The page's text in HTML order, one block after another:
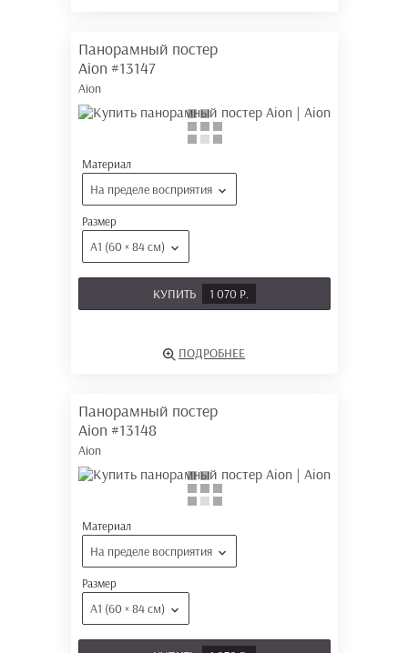
Панорамный постер
Aion #13147
Aion
Материал
На пределе восприятия
Размер
А1 (60 × 84 см)
КУПИТЬ 1 070 Р.
ПОДРОБНЕЕ
Панорамный постер
Aion #13148
Aion
Материал
На пределе восприятия
Размер
А1 (60 × 84 см)